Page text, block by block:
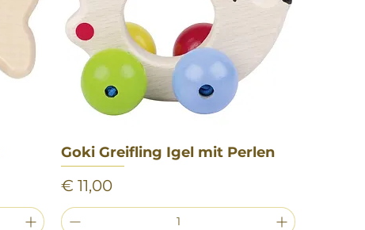
Schnellansicht
Goki Greifling Igel mit Perlen
Preis
€ 11,00